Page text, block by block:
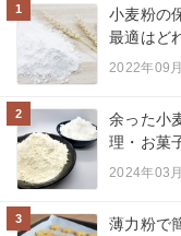
1
小麦粉の
最適はど
2022年09
2
余った小
理・お菓
2024年03
3
薄力粉で